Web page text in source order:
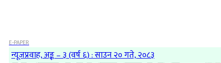
E-PAPER
न्यूजप्रवाह, अङ्क – ३ (वर्ष ६) : साउन २० गते, २०८३